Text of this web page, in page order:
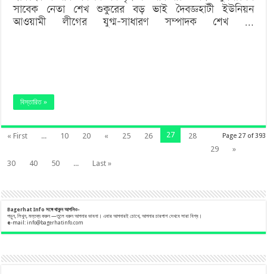
সাবেক নেতা শেখ শুকুরের বড় ভাই দৈবজ্ঞহাটী ইউনিয়ন
আওয়ামী লীগের যুগ্ম-সাধারণ সম্পাদক শেখ …
বিস্তারিত »
Page 27 of 393
« First ... 10 20 « 25 26 27
28
29
»
30
40 50 ... Last »
Bagerhat Info সঙ্গেথাকুনআপনিও-
পড়ুন, লিখুন, মন্তব্য করুন —তুলে ধরুন আপনার ভাবনা। এবার আপনারই চোখে, আপনার চারপাশ দেখবে সারা বিশ্ব।
e-mail:info@bagerhatinfo.com